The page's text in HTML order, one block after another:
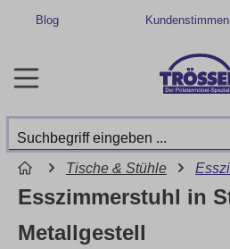
Blog Kundenstimmen
Tische & Stühle
Esszimmerstuhl in
Metallgestell